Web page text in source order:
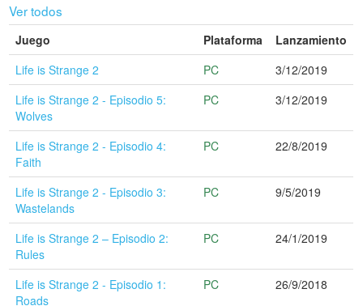
Ver todos
Juego Plataforma
Lanzamiento
Life is Strange 2
PC
3/12/2019
Life is Strange 2 - Episodio 5:
Wolves
PC 3/12/2019
Life is Strange 2 - Episodio 4:
Faith
PC 22/8/2019
Life is Strange 2 - Episodio 3:
Wastelands
PC 9/5/2019
Life is Strange 2 – Episodio 2:
Rules
PC 24/1/2019
Life is Strange 2 - Episodio 1:
Roads
PC 26/9/2018